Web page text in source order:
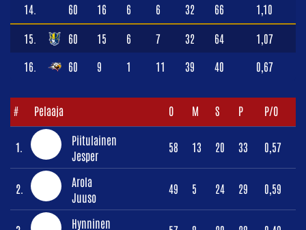
14. 60 16 6 6 32 66 1,10
15. 60 15 6 7 32 64 1,07
16. 60 9 1 11 39 40 0,67
# Pelaaja O M S P P/O
1.
Piitulainen
Jesper
58 13 20 33 0,57
2.
Arola
Juuso
49 5 24 29 0,59
Hynninen